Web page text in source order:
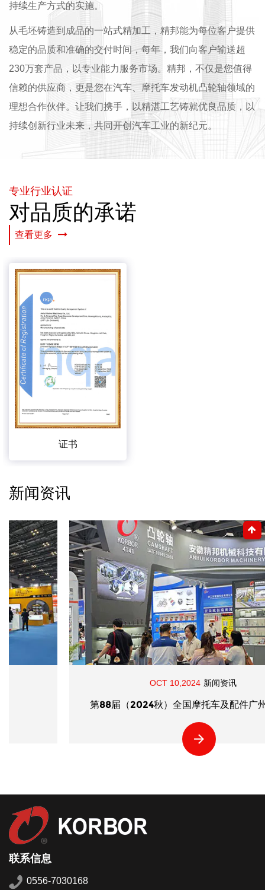
持续生产方式的实施。
从毛坯铸造到成品的一站式精加工，精邦能为每位客户提供
稳定的品质和准确的交付时间，每年，我们向客户输送超
230万套产品，以专业能力服务市场。精邦，不仅是您值得
信赖的供应商，更是您在汽车、摩托车发动机凸轮轴领域的
理想合作伙伴。让我们携手，以精湛工艺铸就优良品质，以
持续创新行业未来，共同开创汽车工业的新纪元。
专业行业认证
对品质的承诺
查看更多
证书
新闻资讯
新闻资讯
第88届（2024秋）全国摩托车及配件广州展览会
联系信息
0556-7030168